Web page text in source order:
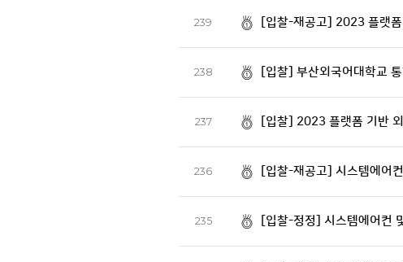
239 [입찰-재공고] 2023 플랫
238 [입찰] 부산외국어대학교
237 [입찰] 2023 플랫폼 기반
236 [입찰-재공고] 시스템에어
235 [입찰-정정] 시스템에어컨